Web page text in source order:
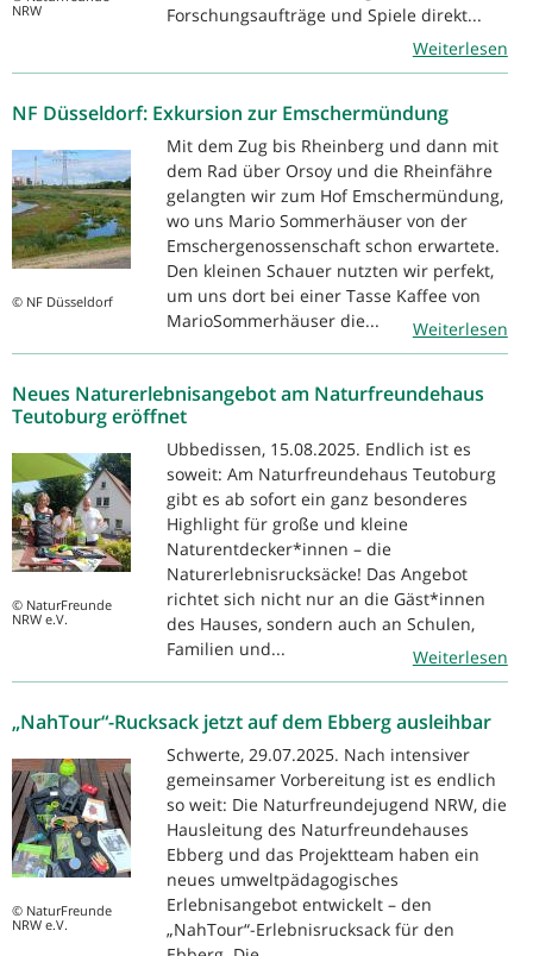
NRW
Forschungsaufträge und Spiele direkt...
Weiterlesen
NF Düsseldorf: Exkursion zur Emschermündung
© NF Düsseldorf
Mit dem Zug bis Rheinberg und dann mit
dem Rad über Orsoy und die Rheinfähre
gelangten wir zum Hof Emschermündung,
wo uns Mario Sommerhäuser von der
Emschergenossenschaft schon erwartete.
Den kleinen Schauer nutzten wir perfekt,
um uns dort bei einer Tasse Kaffee von
MarioSommerhäuser die...
Weiterlesen
Neues Naturerlebnisangebot am Naturfreundehaus
Teutoburg eröffnet
© NaturFreunde
NRW e.V.
Ubbedissen, 15.08.2025. Endlich ist es
soweit: Am Naturfreundehaus Teutoburg
gibt es ab sofort ein ganz besonderes
Highlight für große und kleine
Naturentdecker*innen – die
Naturerlebnisrucksäcke! Das Angebot
richtet sich nicht nur an die Gäst*innen
des Hauses, sondern auch an Schulen,
Familien und...
Weiterlesen
„NahTour“-Rucksack jetzt auf dem Ebberg ausleihbar
© NaturFreunde
NRW e.V.
Schwerte, 29.07.2025. Nach intensiver
gemeinsamer Vorbereitung ist es endlich
so weit: Die Naturfreundejugend NRW, die
Hausleitung des Naturfreundehauses
Ebberg und das Projektteam haben ein
neues umweltpädagogisches
Erlebnisangebot entwickelt – den
„NahTour“-Erlebnisrucksack für den